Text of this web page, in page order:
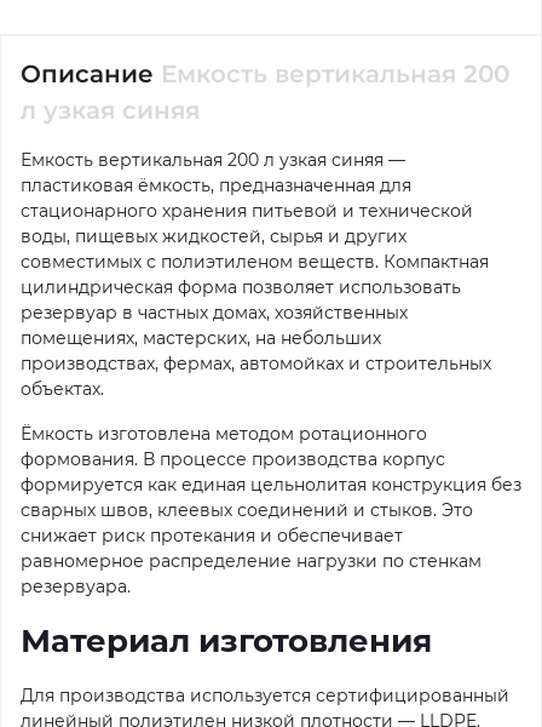
Описание Емкость вертикальная 200
л узкая синяя
Емкость вертикальная 200 л узкая синяя —
пластиковая ёмкость, предназначенная для
стационарного хранения питьевой и технической
воды, пищевых жидкостей, сырья и других
совместимых с полиэтиленом веществ. Компактная
цилиндрическая форма позволяет использовать
резервуар в частных домах, хозяйственных
помещениях, мастерских, на небольших
производствах, фермах, автомойках и строительных
объектах.
Ёмкость изготовлена методом ротационного
формования. В процессе производства корпус
формируется как единая цельнолитая конструкция без
сварных швов, клеевых соединений и стыков. Это
снижает риск протекания и обеспечивает
равномерное распределение нагрузки по стенкам
резервуара.
Материал изготовления
Для производства используется сертифицированный
линейный полиэтилен низкой плотности — LLDPE.